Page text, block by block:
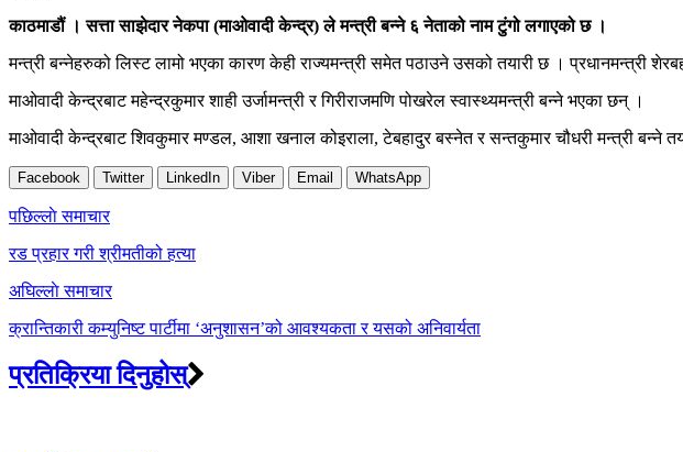
काठमाडौं । सत्ता साझेदार नेकपा (माओवादी केन्द्र) ले मन्त्री बन्ने ६ नेताको नाम टुंगो लगाएको छ ।
मन्त्री बन्नेहरुको लिस्ट लामो भएका कारण केही राज्यमन्त्री समेत पठाउने उसको तयारी छ । प्रधानमन्त्री
माओवादी केन्द्रबाट महेन्द्रकुमार शाही उर्जामन्त्री र गिरीराजमणि पोखरेल स्वास्थ्यमन्त्री बन्ने भएका छन् ।
माओवादी केन्द्रबाट शिवकुमार मण्डल, आशा खनाल कोइराला, टेबहादुर बस्नेत र सन्तकुमार चौधरी मन्त्री
Facebook Twitter LinkedIn Viber Email WhatsApp
Post
navigation
पछिल्लाे समाचार
रड प्रहार गरी श्रीमतीको हत्या
अघिल्लाे समाचार
क्रान्तिकारी कम्युनिष्ट पार्टीमा ‘अनुशासन’को आवश्यकता र यसको अनिवार्यता
प्रतिक्रिया दिनुहोस्